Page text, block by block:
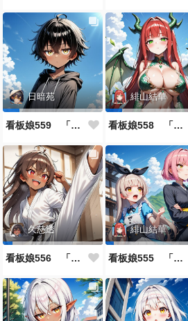
日暗苑
看板娘559 「日暗苑のよもやま話」
緋山結華
看板娘558 「緋山結華」キャラクター紹介
久慈透
看板娘556 「久慈透のよもやま話」
緋山結華
看板娘555 「帰還、そして目覚め。」